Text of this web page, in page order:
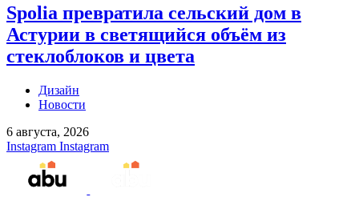
Spolia превратила сельский дом в
Астурии в светящийся объём из
стеклоблоков и цвета
Дизайн
Новости
6 августа, 2026
Instagram Instagram